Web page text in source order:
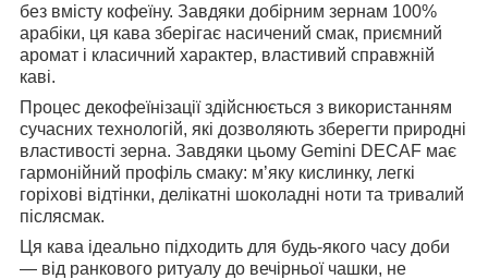
без вмісту кофеїну. Завдяки добірним зернам 100%
арабіки, ця кава зберігає насичений смак, приємний
аромат і класичний характер, властивий справжній
каві.
Процес декофеїнізації здійснюється з використанням
сучасних технологій, які дозволяють зберегти природні
властивості зерна. Завдяки цьому Gemini DECAF має
гармонійний профіль смаку: м’яку кислинку, легкі
горіхові відтінки, делікатні шоколадні ноти та тривалий
післясмак.
Ця кава ідеально підходить для будь-якого часу доби
— від ранкового ритуалу до вечірньої чашки, не